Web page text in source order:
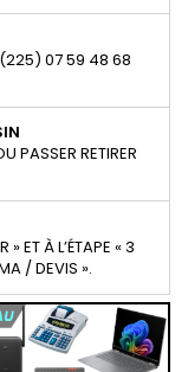
(225) 07 59 48 68
PASSER RETIRER
ET À L’ÉTAPE « 3
/ DEVIS ».